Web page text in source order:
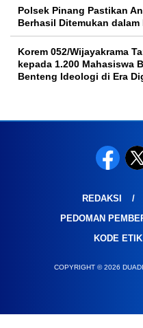
Polsek Pinang Pastikan
Berhasil Ditemukan dalam
Korem 052/Wijayakrama
kepada 1.200 Mahasiswa
Benteng Ideologi di Era
REDAKSI
PEDOMAN
KODE
COPYRIGHT © 2026